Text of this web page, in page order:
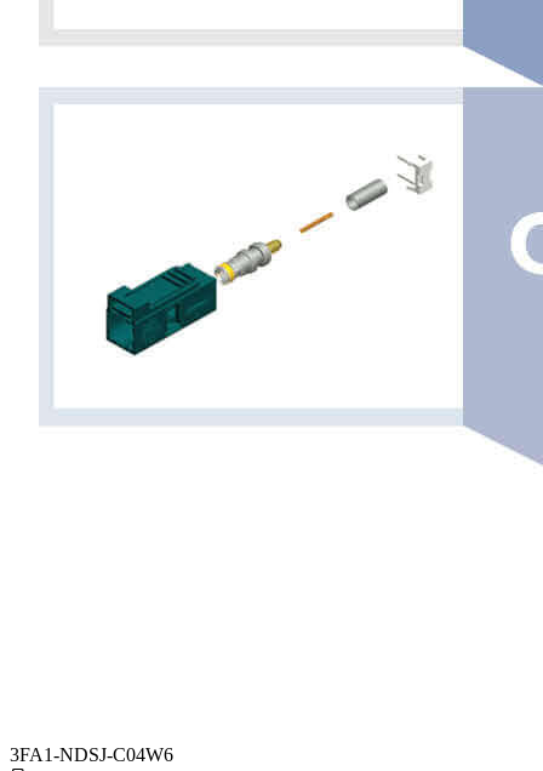
3FA1-NDSJ-C04W6